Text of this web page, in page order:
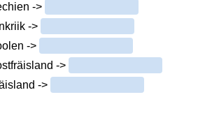
->
->
->
->
->